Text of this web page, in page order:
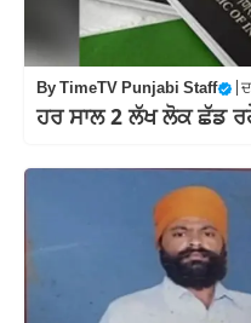
ByTimeTV Punjabi Staff
ਹਰ ਸਾਲ 2 ਲੱਖ ਲੋਕ ਛੱਡ